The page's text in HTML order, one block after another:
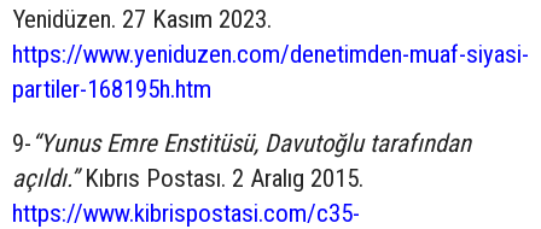
Yenidüzen. 27 Kasım 2023.
https://www.yeniduzen.com/denetimden-muaf-siyasi-
partiler-168195h.htm
9- “Yunus Emre Enstitüsü, Davutoğlu tarafından
açıldı.”Kıbrıs Postası. 2 Aralıg 2015.
https://www.kibrispostasi.com/c35-